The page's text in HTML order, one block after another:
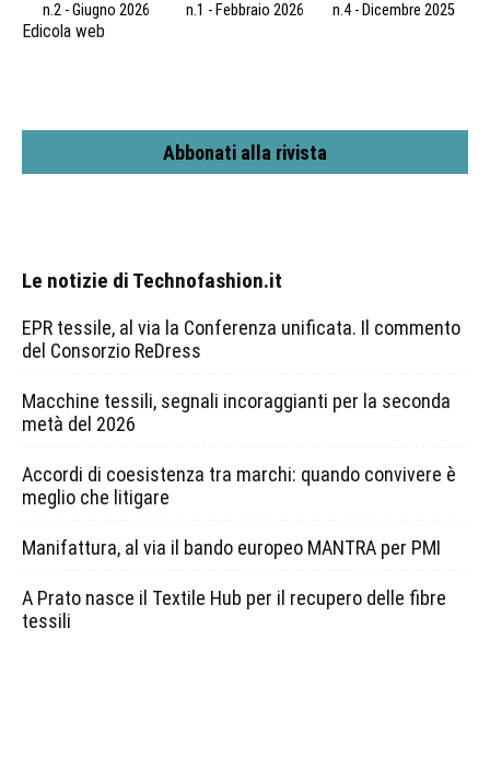
n.2 - Giugno 2026 n.1 - Febbraio 2026 n.4 - Dicembre 2025
Edicola web
Abbonati alla rivista
Le notizie di Technofashion.it
EPR tessile, al via la Conferenza unificata. Il commento
del Consorzio ReDress
Macchine tessili, segnali incoraggianti per la seconda
metà del 2026
Accordi di coesistenza tra marchi: quando convivere è
meglio che litigare
Manifattura, al via il bando europeo MANTRA per PMI
A Prato nasce il Textile Hub per il recupero delle fibre
tessili